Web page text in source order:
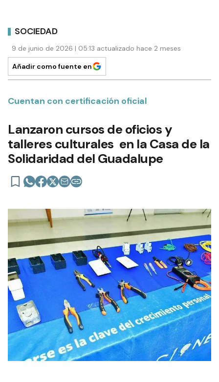
SOCIEDAD
9 de junio de 2026 | 05:13 actualizado hace 2 meses
Añadir como fuente en
Cuentan con certificación oficial
Lanzaron cursos de oficios y
talleres culturales en la Casa de la
Solidaridad del Guadalupe